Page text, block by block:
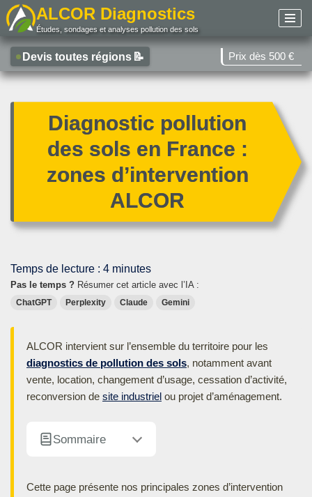
au
contenu
ALCOR Diagnostics
Études, sondages et analyses pollution des sols
Devis toutes régions 📝 Prix dès 500 €
Diagnostic pollution
des sols en France :
zones d’intervention
ALCOR
Temps de lecture : 4 minutes
Pas le temps ? Résumer cet article avec l’IA :
ChatGPT Perplexity Claude Gemini
ALCOR intervient sur l’ensemble du territoire pour les
diagnostics de pollution des sols, notamment avant
vente, location, changement d’usage, cessation d’activité,
reconversion de site industriel ou projet d’aménagement.
Sommaire
Cette page présente nos principales zones d’intervention